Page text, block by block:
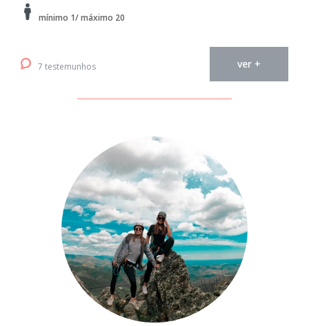
mínimo 1/ máximo 20
7 testemunhos ver +